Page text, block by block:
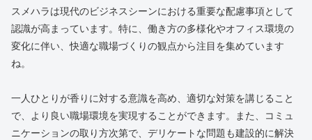
スメハラは現代のビジネスシーンにおける重要な配慮事項として
認識が高まっています。特に、働き方の多様化やオフィス環境の
変化に伴い、快適な職場づくりの観点から注目を集めています
ね。
一人ひとりが香りに対する意識を高め、適切な対策を講じること
で、より良い職場環境を実現することができます。また、コミュ
ニケーションの取り方次第で、デリケートな問題も建設的に解決